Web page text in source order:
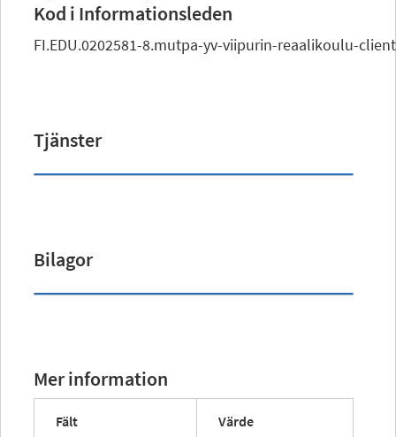
Kod i Informationsleden
FI.EDU.0202581-8.mutpa-yv-viipurin-reaalikoulu-client
Tjänster
Bilagor
Mer information
Fält Värde